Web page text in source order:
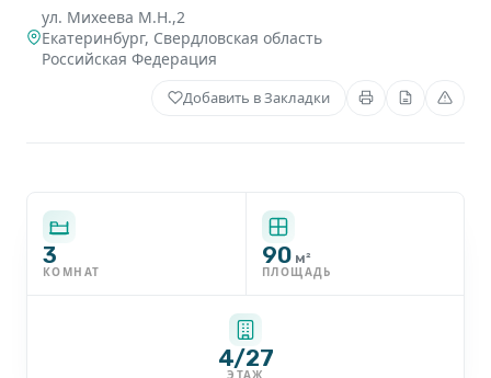
ул. Михеева М.Н.,2
Екатеринбург, Свердловская область
Российская Федерация
Добавить в Закладки
3
КОМНАТ
90 м²
ПЛОЩАДЬ
4/27
ЭТАЖ